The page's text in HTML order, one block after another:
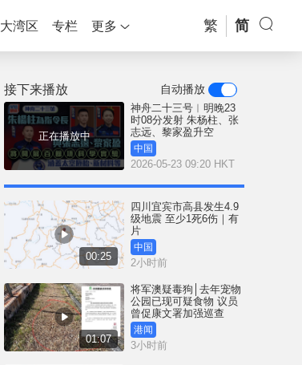
大湾区 专栏 更多 繁 简
接下来播放 自动播放
正在播放中
神舟二十三号︱明晚23
时08分发射 朱杨柱、张
志远、黎家盈升空
中国
2026-05-23 09:20 HKT
00:25
四川宜宾市高县发生4.9
级地震 至少1死6伤｜有
片
中国
2小时前
01:07
将军澳疑毒狗│去年宠物
公园已现可疑食物 议员
曾促康文署加强巡查
港闻
3小时前